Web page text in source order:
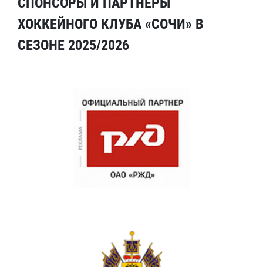
ХОККЕЙНОГО КЛУБА «СОЧИ» В
СЕЗОНЕ 2025/2026